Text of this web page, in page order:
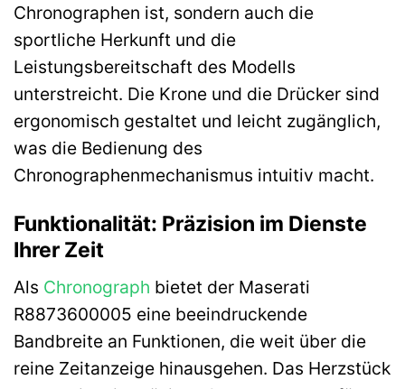
Chronographen ist, sondern auch die
sportliche Herkunft und die
Leistungsbereitschaft des Modells
unterstreicht. Die Krone und die Drücker sind
ergonomisch gestaltet und leicht zugänglich,
was die Bedienung des
Chronographenmechanismus intuitiv macht.
Funktionalität: Präzision im Dienste
Ihrer Zeit
Als Chronograph bietet der Maserati
R8873600005 eine beeindruckende
Bandbreite an Funktionen, die weit über die
reine Zeitanzeige hinausgehen. Das Herzstück